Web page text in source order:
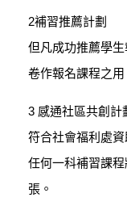
2補習推薦計劃
但凡成功推薦學
卷作報名課程之用
3 感通社區共創計
符合社會福利處
任何一科補習課
張。